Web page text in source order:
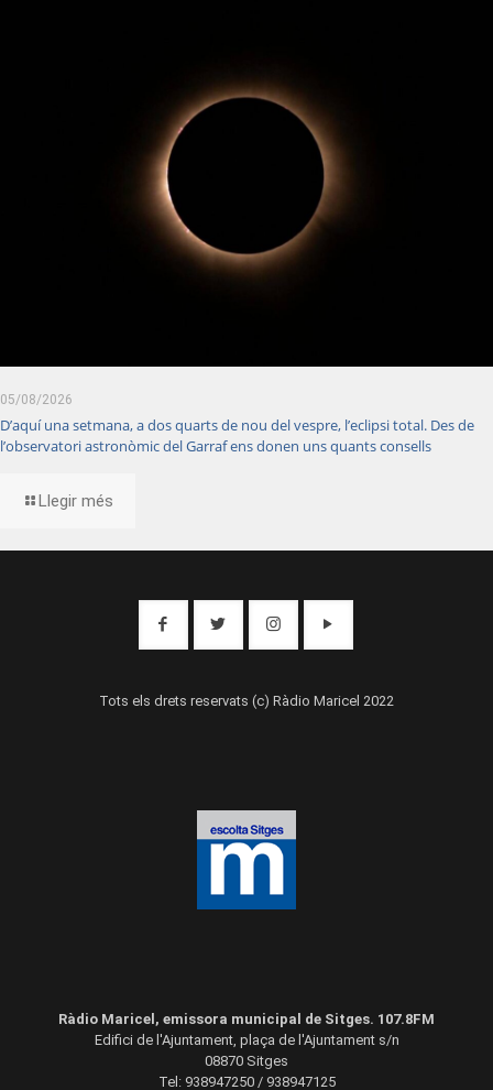
05/08/2026
D’aquí una setmana, a dos quarts de nou del vespre, l’eclipsi total. Des de
l’observatori astronòmic del Garraf ens donen uns quants consells
Llegir més
Tots els drets reservats (c) Ràdio Maricel 2022
Ràdio Maricel, emissora municipal de Sitges. 107.8FM
Edifici de l'Ajuntament, plaça de l'Ajuntament s/n
08870 Sitges
Tel: 938947250 / 938947125